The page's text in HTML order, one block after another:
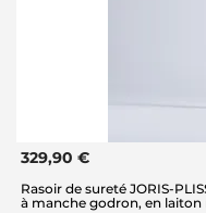
329,90 €
Rasoir de sureté JORIS-
à manche godron, en